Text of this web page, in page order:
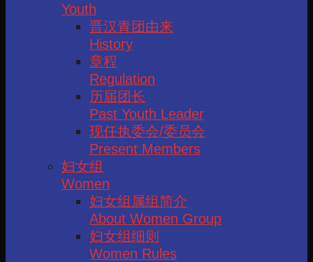
Youth
晋汉青团由来
History
章程
Regulation
历届团长
Past Youth Leader
现任执委会/委员会
Present Members
妇女组
Women
妇女组属组简介
About Women Group
妇女组细则
Women Rules